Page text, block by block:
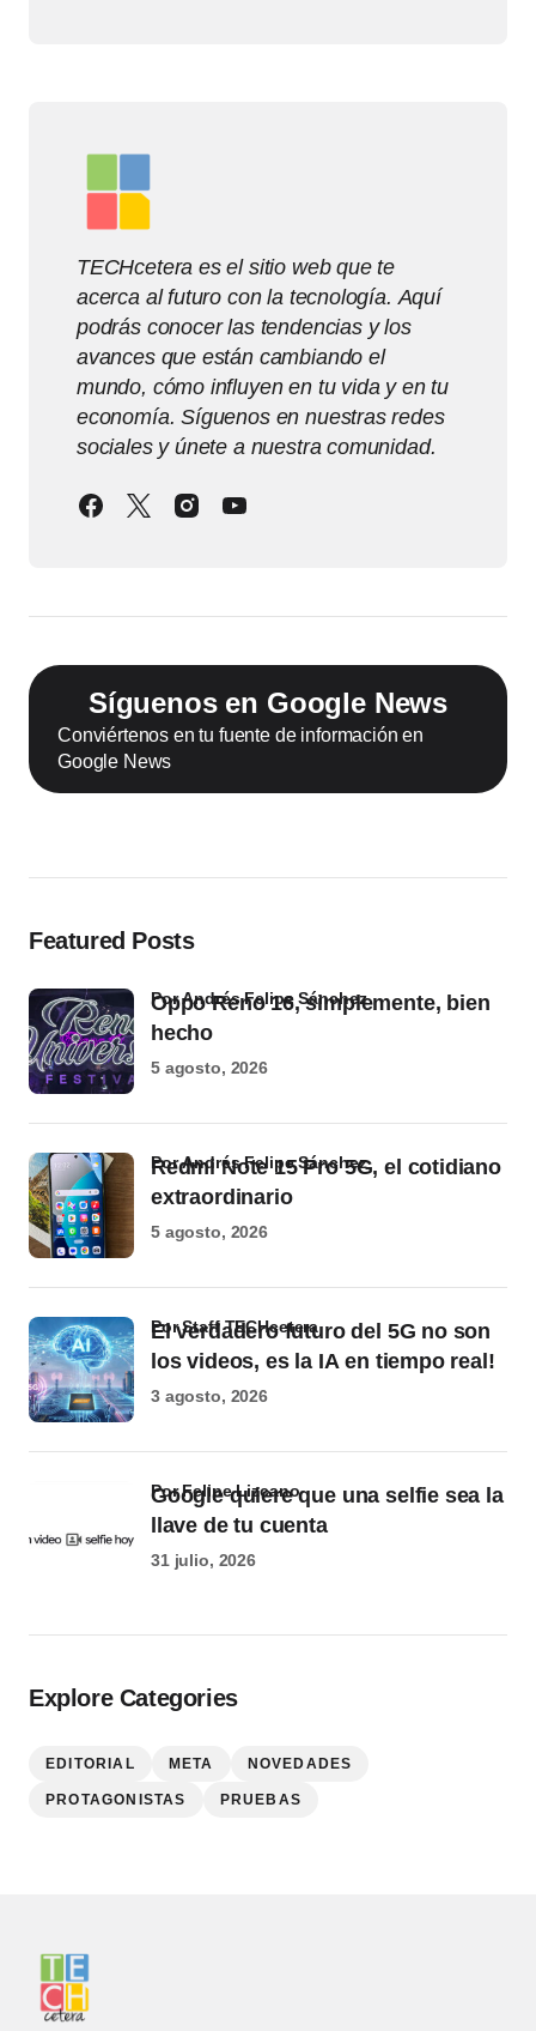
TECHcetera es el sitio web que te
acerca al futuro con la tecnología. Aquí
podrás conocer las tendencias y los
avances que están cambiando el
mundo, cómo influyen en tu vida y en tu
economía. Síguenos en nuestras redes
sociales y únete a nuestra comunidad.
Síguenos en Google News
Conviértenos en tu fuente de información en
Google News
Featured Posts
Oppo Reno 16, simplemente, bien
hecho
por Andrés Felipe Sánchez
5 agosto, 2026
Redmi Note 15 Pro 5G, el cotidiano
extraordinario
por Andrés Felipe Sánchez
5 agosto, 2026
El verdadero futuro del 5G no son
los videos, es la IA en tiempo real!
por Staff TECHcetera
3 agosto, 2026
Google quiere que una selfie sea la
llave de tu cuenta
por Felipe Lizcano
31 julio, 2026
Explore Categories
EDITORIAL META NOVEDADES
PROTAGONISTAS PRUEBAS